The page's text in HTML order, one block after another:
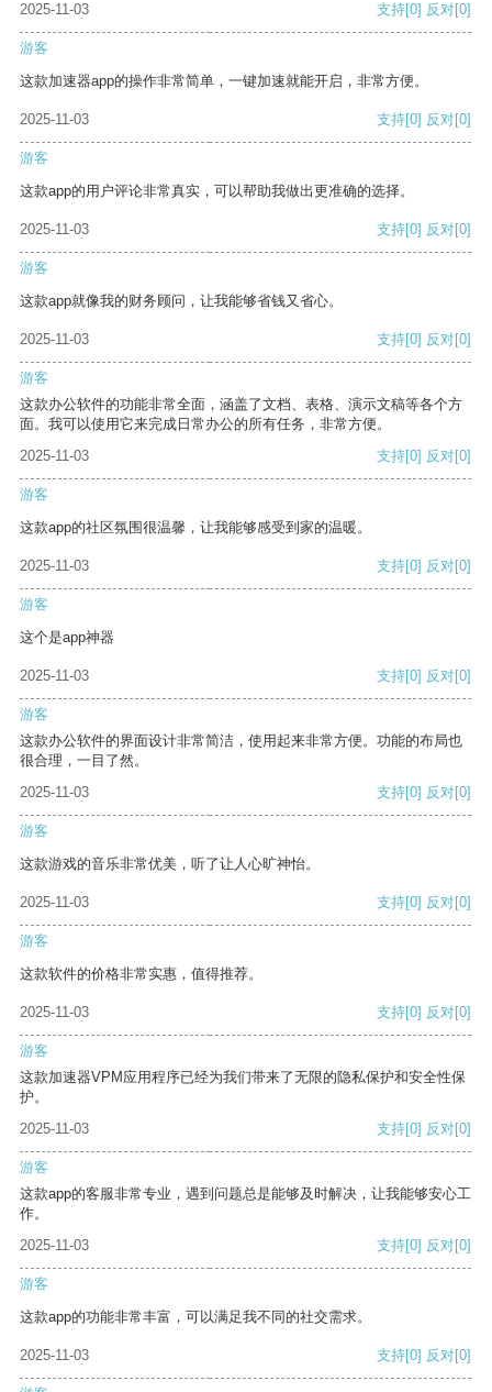
2025-11-03
支持[0] 反对[0]
游客
这款加速器app的操作非常简单，一键加速就能开启，非常方便。
2025-11-03 支持[0] 反对[0]
游客
这款app的用户评论非常真实，可以帮助我做出更准确的选择。
2025-11-03 支持[0] 反对[0]
游客
这款app就像我的财务顾问，让我能够省钱又省心。
2025-11-03 支持[0] 反对[0]
游客
这款办公软件的功能非常全面，涵盖了文档、表格、演示文稿等各个方
面。我可以使用它来完成日常办公的所有任务，非常方便。
2025-11-03
支持[0] 反对[0]
游客
这款app的社区氛围很温馨，让我能够感受到家的温暖。
2025-11-03 支持[0] 反对[0]
游客
这个是app神器
2025-11-03 支持[0] 反对[0]
游客
这款办公软件的界面设计非常简洁，使用起来非常方便。功能的布局也
很合理，一目了然。
2025-11-03
支持[0] 反对[0]
游客
这款游戏的音乐非常优美，听了让人心旷神怡。
2025-11-03 支持[0] 反对[0]
游客
这款软件的价格非常实惠，值得推荐。
2025-11-03 支持[0] 反对[0]
游客
这款加速器VPM应用程序已经为我们带来了无限的隐私保护和安全性保
护。
2025-11-03
支持[0] 反对[0]
游客
这款app的客服非常专业，遇到问题总是能够及时解决，让我能够安心工
作。
2025-11-03
支持[0] 反对[0]
游客
这款app的功能非常丰富，可以满足我不同的社交需求。
2025-11-03 支持[0] 反对[0]